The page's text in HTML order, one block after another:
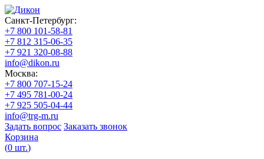
Санкт-Петербург:
+7 800 101-58-81
+7 812 315-06-35
+7 921 320-08-88
info@dikon.ru
Москва:
+7 800 707-15-24
+7 495 781-00-24
+7 925 505-04-44
info@trg-m.ru
Задать вопрос Заказать звонок
Корзина
(0 шт.)